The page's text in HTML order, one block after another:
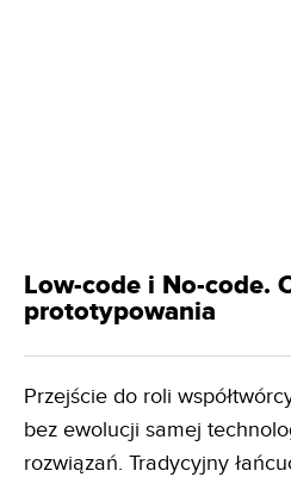
Low-code i No-code.
prototypowania
Przejście do roli
bez ewolucji samej
rozwiązań. Tradycyjny